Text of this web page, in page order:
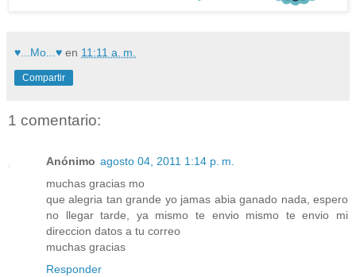
♥...Mo...♥ en 11:11 a. m.
Compartir
1 comentario:
Anónimo agosto 04, 2011 1:14 p. m.
muchas gracias mo
que alegria tan grande yo jamas abia ganado nada, espero
no llegar tarde, ya mismo te envio mismo te envio mi
direccion datos a tu correo
muchas gracias
Responder